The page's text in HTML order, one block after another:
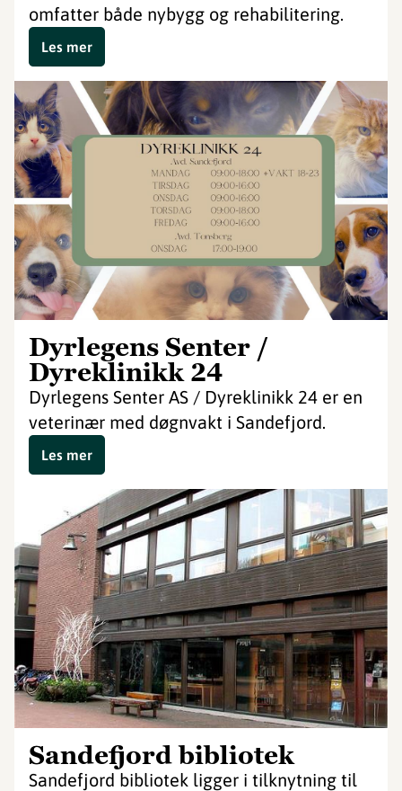
omfatter både nybygg og rehabilitering.
Les mer
Dyrlegens Senter /
Dyreklinikk 24
Dyrlegens Senter AS / Dyreklinikk 24 er en
veterinær med døgnvakt i Sandefjord.
Les mer
Sandefjord bibliotek
Sandefjord bibliotek ligger i tilknytning til